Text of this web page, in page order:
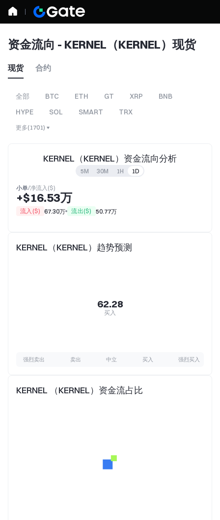
资金流向 - KERNEL（KERNEL）现货
现货 合约
全部 BTC ETH GT XRP
BNB
HYPE
SOL SMART TRX
更多(1701)
KERNEL（KERNEL）资金流向分析
5M 30M 1H 1D
小单/净流入($)
+$16.53万
流入($) 67.30万 流出($) 50.77万
KERNEL（KERNEL）趋势预测
62.28
买入
强烈卖出 卖出 中立 买入 强烈买入
KERNEL （KERNEL）资金流占比